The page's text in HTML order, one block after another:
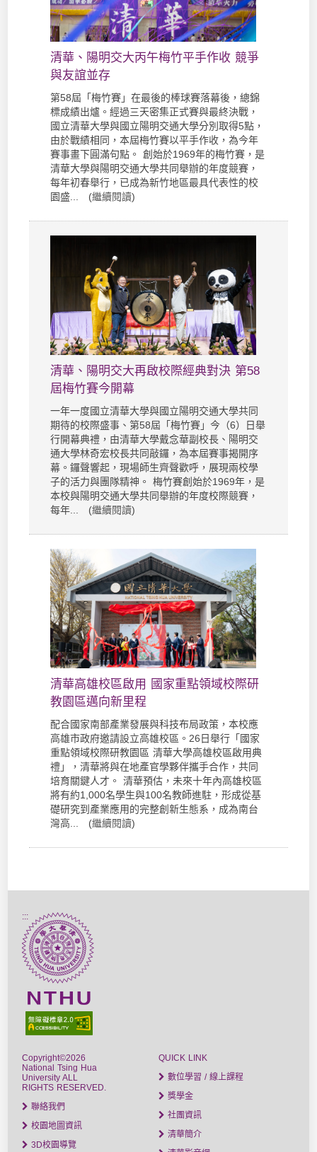
清華、陽明交大丙午梅竹平手作收 競爭
與友誼並存
第58屆「梅竹賽」在最後的棒球賽落幕後，總錦
標成績出爐。經過三天密集正式賽與最終決戰，
國立清華大學與國立陽明交通大學分別取得5點，
由於戰績相同，本屆梅竹賽以平手作收，為今年
賽事畫下圓滿句點。 創始於1969年的梅竹賽，是
清華大學與陽明交通大學共同舉辦的年度競賽，
每年初春舉行，已成為新竹地區最具代表性的校
園盛... (繼續閱讀)
清華、陽明交大再啟校際經典對決 第58
屆梅竹賽今開幕
一年一度國立清華大學與國立陽明交通大學共同
期待的校際盛事、第58屆「梅竹賽」今（6）日舉
行開幕典禮，由清華大學戴念華副校長、陽明交
通大學林奇宏校長共同敲鑼，為本屆賽事揭開序
幕。鑼聲響起，現場師生齊聲歡呼，展現兩校學
子的活力與團隊精神。 梅竹賽創始於1969年，是
本校與陽明交通大學共同舉辦的年度校際競賽，
每年... (繼續閱讀)
清華高雄校區啟用 國家重點領域校際研
教園區邁向新里程
配合國家南部產業發展與科技布局政策，本校應
高雄市政府邀請設立高雄校區。26日舉行「國家
重點領域校際研教園區 清華大學高雄校區啟用典
禮」，清華將與在地產官學夥伴攜手合作，共同
培育關鍵人才。 清華預估，未來十年內高雄校區
將有約1,000名學生與100名教師進駐，形成從基
礎研究到產業應用的完整創新生態系，成為南台
灣高... (繼續閱讀)
:::
Copyright©2026
National Tsing Hua
University ALL
RIGHTS RESERVED.
聯絡我們
校園地圖資訊
3D校園導覽
QUICK LINK
數位學習 / 線上課程
獎學金
社團資訊
清華簡介